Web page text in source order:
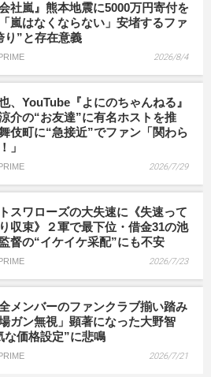
会社嵐』熊本地震に5000万円寄付を
嵐はなくならない」安堵するファ
り”と存在意義
2026/8/4
、YouTube『よにのちゃんねる』
介の“お友達”に有名ホストを推
伎町に“急接近”でファン「関わら
」
2026/7/29
スワローズの大失速に《失速って
収束》２軍で最下位・借金31の池
督の“イケイケ采配”にも不安
2026/7/23
全メンバーのファンクラブ揃い踏み
ガン無視」顕著になった大野智
な価格設定”に悲鳴
2026/7/21